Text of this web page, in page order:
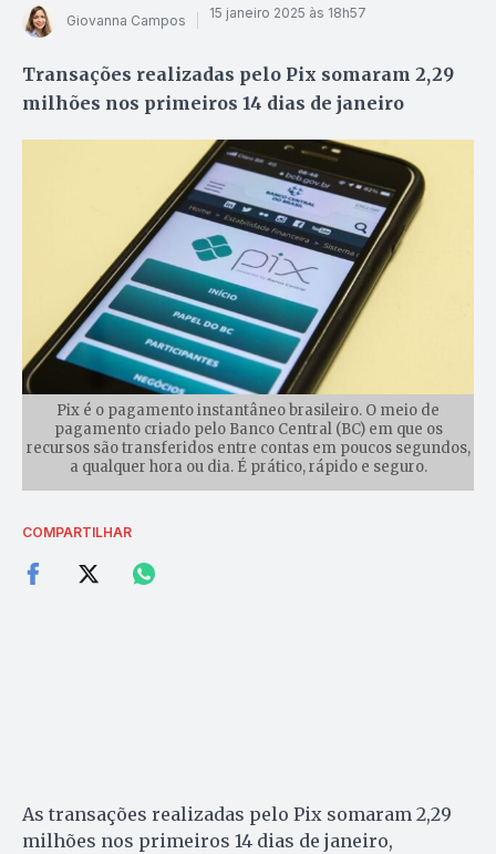
Giovanna Campos 15 janeiro 2025 às 18h57
Transações realizadas pelo Pix somaram 2,29
milhões nos primeiros 14 dias de janeiro
Pix é o pagamento instantâneo brasileiro. O meio de
pagamento criado pelo Banco Central (BC) em que os
recursos são transferidos entre contas em poucos segundos,
a qualquer hora ou dia. É prático, rápido e seguro.
COMPARTILHAR
As transações realizadas pelo Pix somaram 2,29
milhões nos primeiros 14 dias de janeiro,